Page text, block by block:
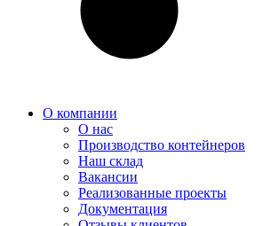
О компании
О нас
Производство контейнеров
Наш склад
Вакансии
Реализованные проекты
Документация